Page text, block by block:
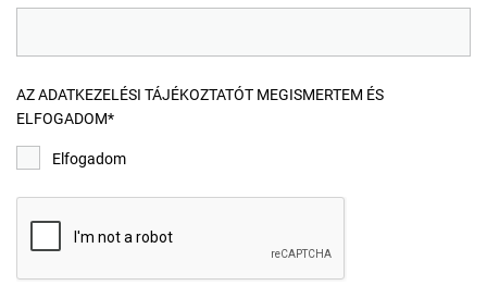
AZ ADATKEZELÉSI TÁJÉKOZTATÓT MEGISMERTEM ÉS
ELFOGADOM*
Elfogadom